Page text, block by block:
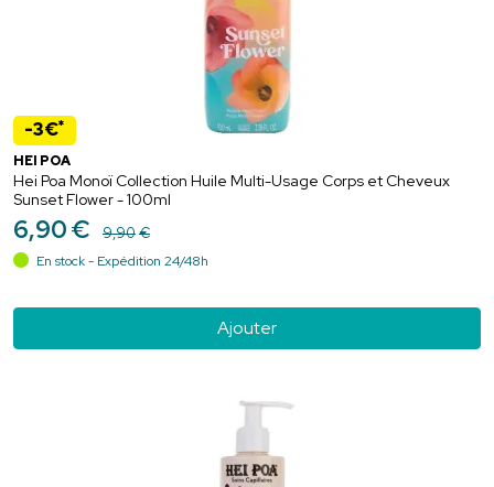
-3€*
HEI POA
Hei Poa Monoï Collection Huile Multi-Usage Corps et Cheveux
Sunset Flower - 100ml
6,90€ 9,90€
En stock - Expédition 24/48h
Ajouter